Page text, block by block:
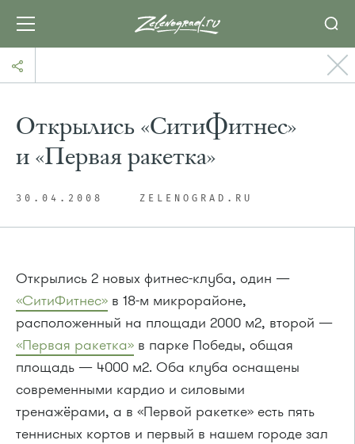
Открылись «СитиФитнес»
и «Первая ракетка»
30.04.2008 ZELENOGRAD.RU
Открылись 2 новых фитнес-клуба, один —
«СитиФитнес» в 18-м микрорайоне,
расположенный на площади 2000 м2, второй —
«Первая ракетка» в парке Победы, общая
площадь — 4000 м2. Оба клуба оснащены
современными кардио и силовыми
тренажёрами, а в «Первой ракетке» есть пять
теннисных кортов и первый в нашем городе зал